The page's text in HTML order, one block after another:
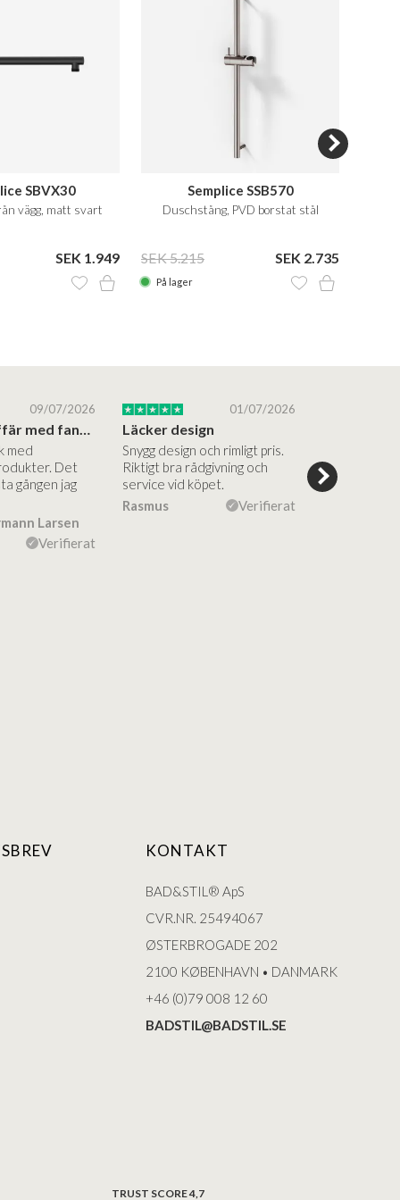
SBVX30
vägg, matt svart
SEK 1.949
Semplice SSB570
Duschstång, PVD borstat stål
SEK 5.215 SEK 2.735
På lager
09/07/2026
Superbra affär med fantastiska produkter
med
Det
gången jag
Larsen
Verifierat
01/07/2026
Läcker design
Snygg design och rimligt pris.
Riktigt bra rådgivning och
service vid köpet.
Rasmus
Verifierat
hjälpsamma
vägledning
KONTAKT
BAD&STIL® ApS
CVR.NR. 25494067
ØSTERBROGADE 202
2100 KØBENHAVN • DANMARK
+46 (0)79 008 12 60
BADSTIL@BADSTIL.SE
TRUST SCORE 4,7